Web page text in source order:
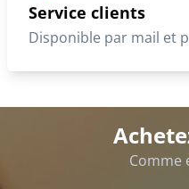
Service clients
Disponible par mail et
Comme